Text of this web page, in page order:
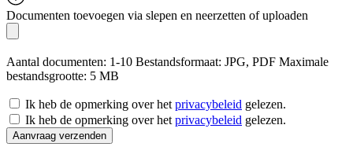
Documenten toevoegen via slepen en neerzetten ofuploaden
Aantal documenten: 1-10 Bestandsformaat: JPG, PDF Maximale
bestandsgrootte: 5 MB
Ik heb de opmerking over het privacybeleid gelezen.
Ik heb de opmerking over het privacybeleid gelezen.